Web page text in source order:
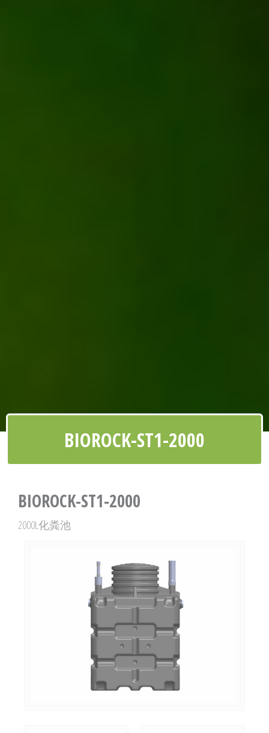
BIOROCK-ST1-2000
BIOROCK-ST1-2000
2000L化粪池